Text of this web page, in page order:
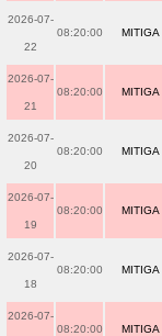
2026-07-
22
08:20:00 MITIGA
2026-07-
21
08:20:00 MITIGA
2026-07-
20
08:20:00 MITIGA
2026-07-
19
08:20:00 MITIGA
2026-07-
18
08:20:00 MITIGA
2026-07-
08:20:00 MITIGA